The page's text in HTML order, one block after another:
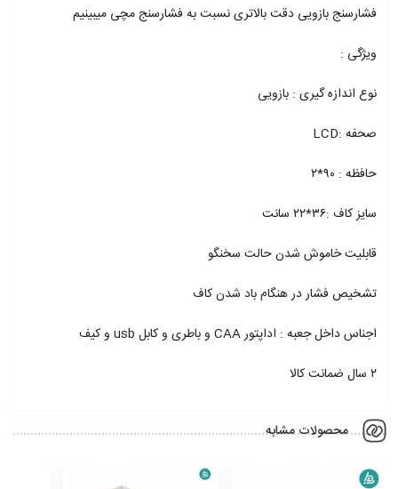
فشارسنج بازویی دقت بالاتری نسبت به فشارسنج مچی میبینیم
ویژگی :
نوع اندازه گیری : بازویی
صحفه :LCD
حافظه : ۹۰*۲
سایز کاف :۳۶*۲۲ سانت
قابلیت خاموش شدن حالت سخنگو
تشخیص فشار در هنگام باد شدن کاف
اجناس داخل جعبه : اداپتور CAA و باطری و کابل usb و کیف
۲ سال ضمانت کالا
محصولات مشابه